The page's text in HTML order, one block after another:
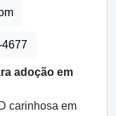
4677
adoção em
carinhosa em